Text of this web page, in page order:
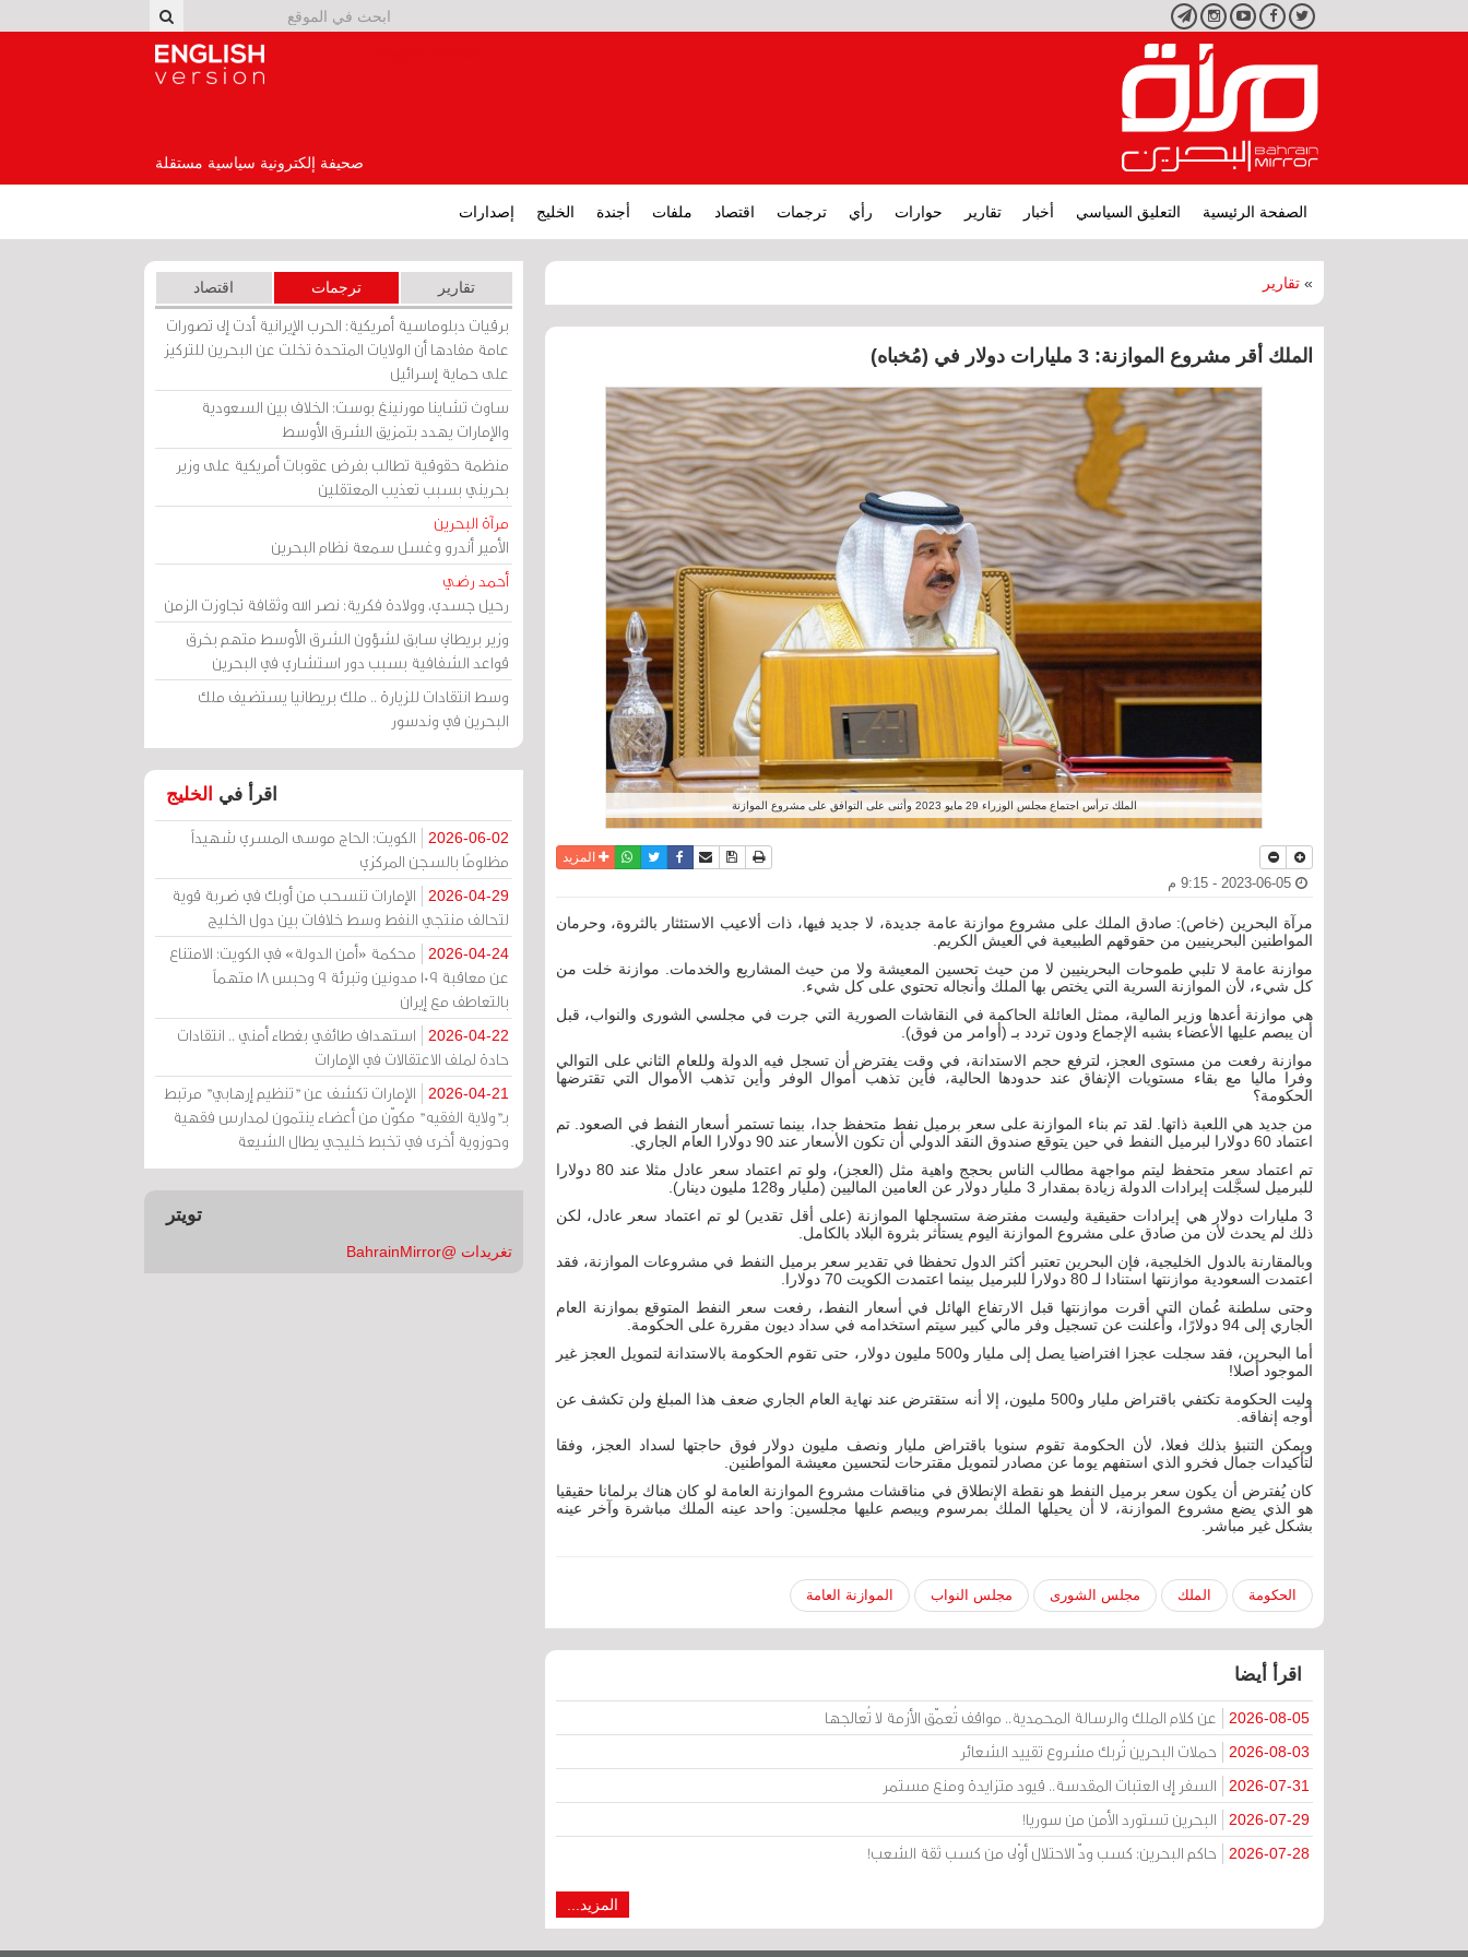
تويتر فيسبوكيوتيوبانستجرامتليجرام
صحيفة إلكترونية سياسية مستقلة
الصفحة الرئيسية التعليق السياسي أخبار تقارير حوارات رأي ترجمات اقتصاد ملفات أجندة الخليج إصدارات
» تقارير
الملك أقر مشروع الموازنة: 3 مليارات دولار في (مُخباه)
الملك ترأس اجتماع مجلس الوزراء 29 مايو 2023 وأثنى على التوافق على مشروع الموازنة
نسخة للطباعة
حفظ الموضوع
أرسل الى صديق
فيسبوكتويترواتسابالمزيد
مرآة البحرين (خاص): صادق الملك على مشروع موازنة عامة جديدة، لا جديد فيها، ذات ألاعيب الاستئثار بالثروة، وحرمان
المواطنين البحرينيين من حقوقهم الطبيعية في العيش الكريم.
موازنة عامة لا تلبي طموحات البحرينيين لا من حيث تحسين المعيشة ولا من حيث المشاريع والخدمات. موازنة خلت من
كل شيء، لأن الموازنة السرية التي يختص بها الملك وأنجاله تحتوي على كل شيء.
هي موازنة أعدها وزير المالية، ممثل العائلة الحاكمة في النقاشات الصورية التي جرت في مجلسي الشورى والنواب، قبل
أن يبصم عليها الأعضاء بشبه الإجماع ودون تردد بـ (أوامر من فوق).
موازنة رفعت من مستوى العجز، لترفع حجم الاستدانة، في وقت يفترض أن تسجل فيه الدولة وللعام الثاني على التوالي
وفرا ماليا مع بقاء مستويات الإنفاق عند حدودها الحالية، فأين تذهب أموال الوفر وأين تذهب الأموال التي تقترضها
الحكومة؟
من جديد هي اللعبة ذاتها. لقد تم بناء الموازنة على سعر برميل نفط متحفظ جدا، بينما تستمر أسعار النفط في الصعود. تم
اعتماد 60 دولارا لبرميل النفط في حين يتوقع صندوق النقد الدولي أن تكون الأسعار عند 90 دولارا العام الجاري.
تم اعتماد سعر متحفظ ليتم مواجهة مطالب الناس بحجج واهية مثل (العجز)، ولو تم اعتماد سعر عادل مثلا عند 80 دولارا
للبرميل لسجَّلت إيرادات الدولة زيادة بمقدار 3 مليار دولار عن العامين الماليين (مليار و128 مليون دينار).
3 مليارات دولار هي إيرادات حقيقية وليست مفترضة ستسجلها الموازنة (على أقل تقدير) لو تم اعتماد سعر عادل، لكن
ذلك لم يحدث لأن من صادق على مشروع الموازنة اليوم يستأثر بثروة البلاد بالكامل.
وبالمقارنة بالدول الخليجية، فإن البحرين تعتبر أكثر الدول تحفظا في تقدير سعر برميل النفط في مشروعات الموازنة، فقد
اعتمدت السعودية موازنتها استنادا لـ 80 دولارا للبرميل بينما اعتمدت الكويت 70 دولارا.
وحتى سلطنة عُمان التي أقرت موازنتها قبل الارتفاع الهائل في أسعار النفط، رفعت سعر النفط المتوقع بموازنة العام
الجاري إلى 94 دولارًا، وأعلنت عن تسجيل وفر مالي كبير سيتم استخدامه في سداد ديون مقررة على الحكومة.
أما البحرين، فقد سجلت عجزا افتراضيا يصل إلى مليار و500 مليون دولار، حتى تقوم الحكومة بالاستدانة لتمويل العجز غير
الموجود أصلا!
وليت الحكومة تكتفي باقتراض مليار و500 مليون، إلا أنه ستقترض عند نهاية العام الجاري ضعف هذا المبلغ ولن تكشف عن
أوجه إنفاقه.
ويمكن التنبؤ بذلك فعلا، لأن الحكومة تقوم سنويا باقتراض مليار ونصف مليون دولار فوق حاجتها لسداد العجز، وفقا
لتأكيدات جمال فخرو الذي استفهم يوما عن مصادر لتمويل مقترحات لتحسين معيشة المواطنين.
كان يُفترض أن يكون سعر برميل النفط هو نقطة الإنطلاق في مناقشات مشروع الموازنة العامة لو كان هناك برلمانا حقيقيا
هو الذي يضع مشروع الموازنة، لا أن يحيلها الملك بمرسوم ويبصم عليها مجلسين: واحد عينه الملك مباشرة وآخر عينه
بشكل غير مباشر.
الحكومة الملك مجلس الشورى مجلس النواب الموازنة العامة
اقرأ أيضا
2026-08-05 عن كلام الملك والرسالة المحمدية.. مواقف تُعمّق الأزمة لا تُعالجها
2026-08-03 حملات البحرين تُربك مشروع تقييد الشعائر
2026-07-31 السفر إلى العتبات المقدسة.. قيود متزايدة ومنع مستمر
2026-07-29 البحرين تستورد الأمن من سوريا!
2026-07-28 حاكم البحرين: كسب ودّ الاحتلال أوْلى من كسب ثقة الشعب!
المزيد...
تقارير ترجمات اقتصاد
برقيات دبلوماسية أمريكية: الحرب الإيرانية أدت إلى تصورات
عامة مفادها أن الولايات المتحدة تخلت عن البحرين للتركيز
على حماية إسرائيل
ساوث تشاينا مورنينغ بوست: الخلاف بين السعودية
والإمارات يهدد بتمزيق الشرق الأوسط
منظمة حقوقية تطالب بفرض عقوبات أمريكية على وزير
بحريني بسبب تعذيب المعتقلين
مرآة البحرين
الأمير أندرو وغسل سمعة نظام البحرين
أحمد رضي
رحيل جسدي، وولادة فكرية: نصر الله وثقافة تجاوزت الزمن
وزير بريطاني سابق لشؤون الشرق الأوسط متهم بخرق
قواعد الشفافية بسبب دور استشاري في البحرين
وسط انتقادات للزيارة .. ملك بريطانيا يستضيف ملك
البحرين في وندسور
اقرأ في الخليج
2026-06-02
الكويت: الحاج موسى المسري شهيداً
مظلومًا بالسجن المركزي
2026-04-29
الإمارات تنسحب من أوبك في ضربة قوية
لتحالف منتجي النفط وسط خلافات بين دول الخليج
2026-04-24
محكمة «أمن الدولة» في الكويت: الامتناع
عن معاقبة 109 مدونين وتبرئة 9 وحبس 18 متهماً
بالتعاطف مع إيران
2026-04-22
استهداف طائفي بغطاء أمني .. انتقادات
حادة لملف الاعتقالات في الإمارات
2026-04-21
الإمارات تكشف عن "تنظيم إرهابي" مرتبط
بـ"ولاية الفقيه" مكوّن من أعضاء ينتمون لمدارس فقهية
وحوزوية أخرى في تخبط خليجي يطال الشيعة
تويتر
تغريدات @BahrainMirror